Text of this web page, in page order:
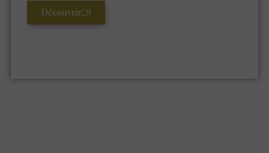
Découvrir